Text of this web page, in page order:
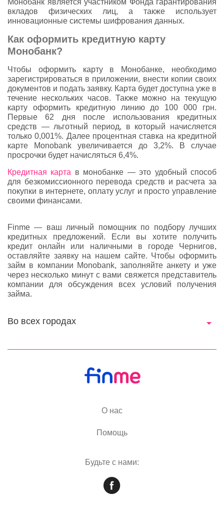
Монобанк является участником Фонда гарантирования
вкладов физических лиц, а также использует
инновационные системы шифрования данных.
Как оформить кредитную карту
Монобанк?
Чтобы оформить карту в Монобанке, необходимо
зарегистрироваться в приложении, внести копии своих
документов и подать заявку. Карта будет доступна уже в
течение нескольких часов. Также можно на текущую
карту оформить кредитную линию до 100 000 грн.
Первые 62 дня после использования кредитных
средств — льготный период, в который начисляется
только 0,001%. Далее процентная ставка на кредитной
карте Monobank увеличивается до 3,2%. В случае
просрочки будет начисляться 6,4%.
Кредитная карта в монобанке — это удобный способ
для безкомиссионного перевода средств и расчета за
покупки в интернете, оплату услуг и просто управление
своими финансами.
Finme — ваш личный помощник по подбору лучших
кредитных предложений. Если вы хотите получить
кредит онлайн или наличными в городе Чернигов,
оставляйте заявку на нашем сайте. Чтобы оформить
займ в компании Monobank, заполняйте анкету и уже
через несколько минут с вами свяжется представитель
компании для обсуждения всех условий получения
займа.
Во всех городах
О нас
Помощь
Будьте с нами: